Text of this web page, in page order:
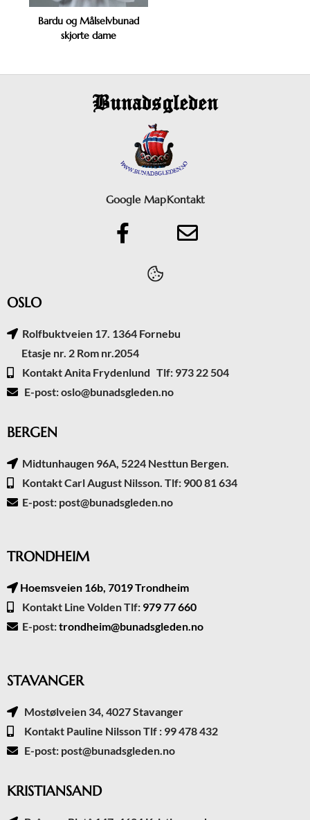
Bardu og Målselvbunad
skjorte dame
Bunadsgleden
Google MapKontakt
OSLO
Rolfbuktveien 17. 1364 Fornebu
Etasje nr. 2 Rom nr.2054
Kontakt Anita Frydenlund Tlf: 973 22 504
E-post: oslo@bunadsgleden.no
BERGEN
Midtunhaugen 96A, 5224 Nesttun Bergen.
Kontakt Carl August Nilsson. Tlf: 900 81 634
E-post: post@bunadsgleden.no
TRONDHEIM
Hoemsveien 16b, 7019 Trondheim
Kontakt Line Volden Tlf: 979 77 660
E-post:trondheim@bunadsgleden.no
STAVANGER
Mostølveien 34, 4027 Stavanger
Kontakt Pauline Nilsson Tlf : 99 478 432
E-post: post@bunadsgleden.no
KRISTIANSAND